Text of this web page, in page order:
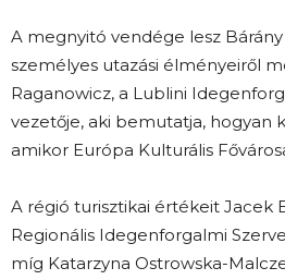
A megnyitó vendége lesz
személyes utazási élményeiről
Raganowicz, a Lublini
vezetője, aki bemutatja, hogyan
amikor Európa Kulturális
A régió turisztikai értékeit Jacek
Regionális Idegenforgalmi
míg Katarzyna Ostrowska-